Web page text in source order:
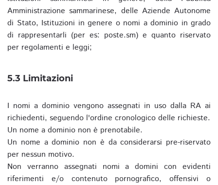
Amministrazione sammarinese, delle Aziende Autonome
di Stato, Istituzioni in genere o nomi a dominio in grado
di rappresentarli (per es: poste.sm) e quanto riservato
per regolamenti e leggi;
5.3 Limitazioni
I nomi a dominio vengono assegnati in uso dalla RA ai
richiedenti, seguendo l'ordine cronologico delle richieste.
Un nome a dominio non è prenotabile.
Un nome a dominio non è da considerarsi pre-riservato
per nessun motivo.
Non verranno assegnati nomi a domini con evidenti
riferimenti e/o contenuto pornografico, offensivi o